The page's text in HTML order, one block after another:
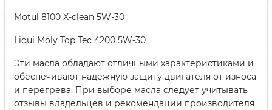
Motul 8100 X-clean 5W-30
Liqui Moly Top Tec 4200 5W-30
Эти масла обладают отличными характеристиками и
обеспечивают надежную защиту двигателя от износа
и перегрева. При выборе масла следует учитывать
отзывы владельцев и рекомендации производителя